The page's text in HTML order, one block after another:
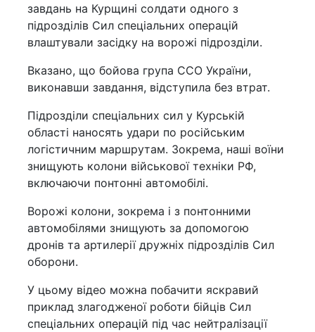
завдань на Курщині солдати одного з
підрозділів Сил спеціальних операцій
влаштували засідку на ворожі підрозділи.
Вказано, що бойова група ССО України,
виконавши завдання, відступила без втрат.
Підрозділи спеціальних сил у Курській
області наносять удари по російським
логістичним маршрутам. Зокрема, наші воїни
знищують колони військової техніки РФ,
включаючи понтонні автомобілі.
Ворожі колони, зокрема і з понтонними
автомобілями знищують за допомогою
дронів та артилерії дружніх підрозділів Сил
оборони.
У цьому відео можна побачити яскравий
приклад злагодженої роботи бійців Сил
спеціальних операцій під час нейтралізації